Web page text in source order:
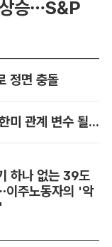
상승…S&P
정면 충돌
쿠팡 두둔 美 의원들, 정통망법 항의…한미 관계 변수 될까
하나 없는 39도
이주노동자의 '악